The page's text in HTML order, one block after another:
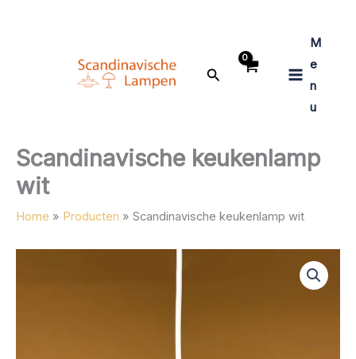
Zoeken
M
e
n
u
Scandinavische keukenlamp
wit
Home Producten Scandinavische keukenlamp wit